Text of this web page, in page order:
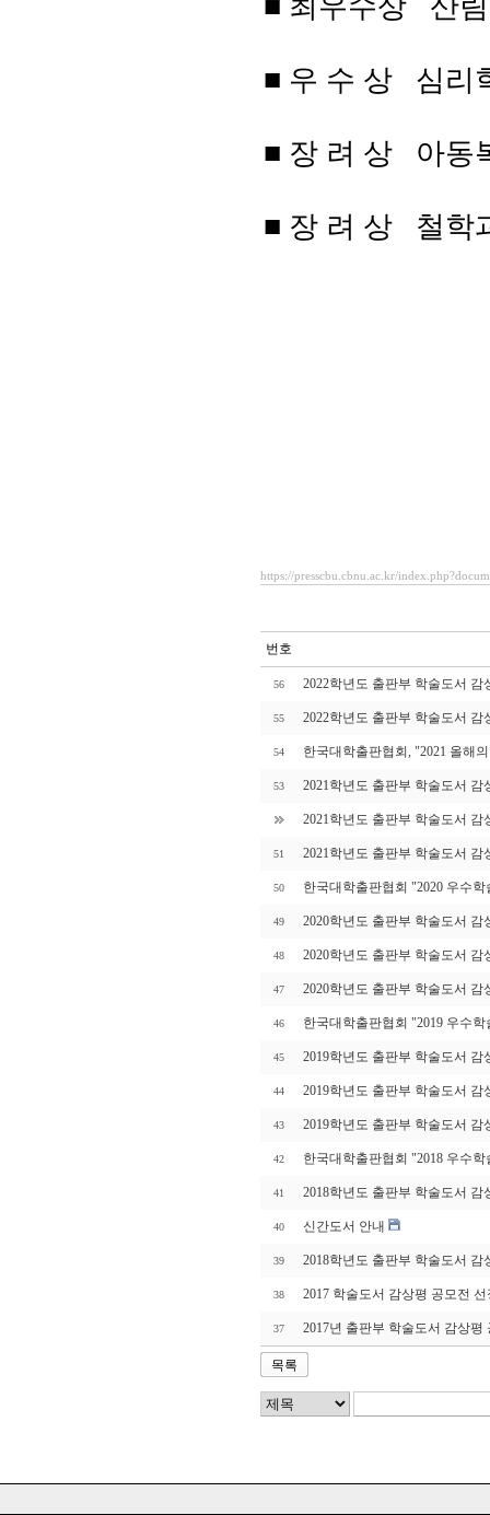
■ 최우수상 산
■ 우 수 상 심리
■ 장 려 상 아동
■ 장 려 상 철학
https://presscbu.cbnu.ac.kr/
번호
56 2022학년도 출판부 학술도서 감
55 2022학년도 출판부 학술도서
54 한국대학출판협회, "2021 올해
53 2021학년도 출판부 학술도서 감
2021학년도 출판부 학술도서 감
51 2021학년도 출판부 학술도서 감
50 한국대학출판협회 "2020 우수
49 2020학년도 출판부 학술도서 감
48 2020학년도 출판부 학술도서 감
47 2020학년도 출판부 학술도서 감
46 한국대학출판협회 "2019 우수
45 2019학년도 출판부 학술도서 감
44 2019학년도 출판부 학술도서 감
43 2019학년도 출판부 학술도서 감
42 한국대학출판협회 "2018 우수
41 2018학년도 출판부 학술도서 감
40 신간도서 안내
39 2018학년도 출판부 학술도서 감
38 2017 학술도서 감상평 공모전
37 2017년 출판부 학술도서 감상평
목록